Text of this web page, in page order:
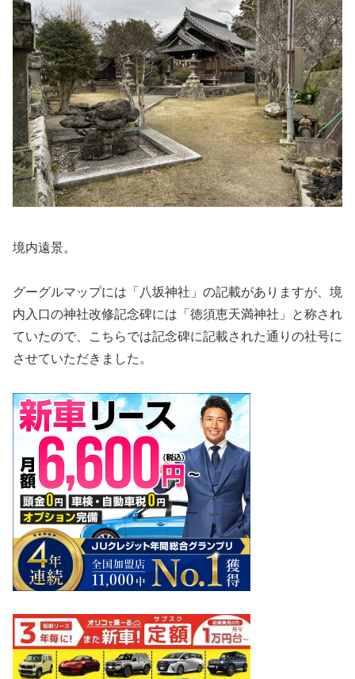
境内遠景。
グーグルマップには「八坂神社」の記載がありますが、境
内入口の神社改修記念碑には「徳須恵天満神社」と称され
ていたので、こちらでは記念碑に記載された通りの社号に
させていただきました。